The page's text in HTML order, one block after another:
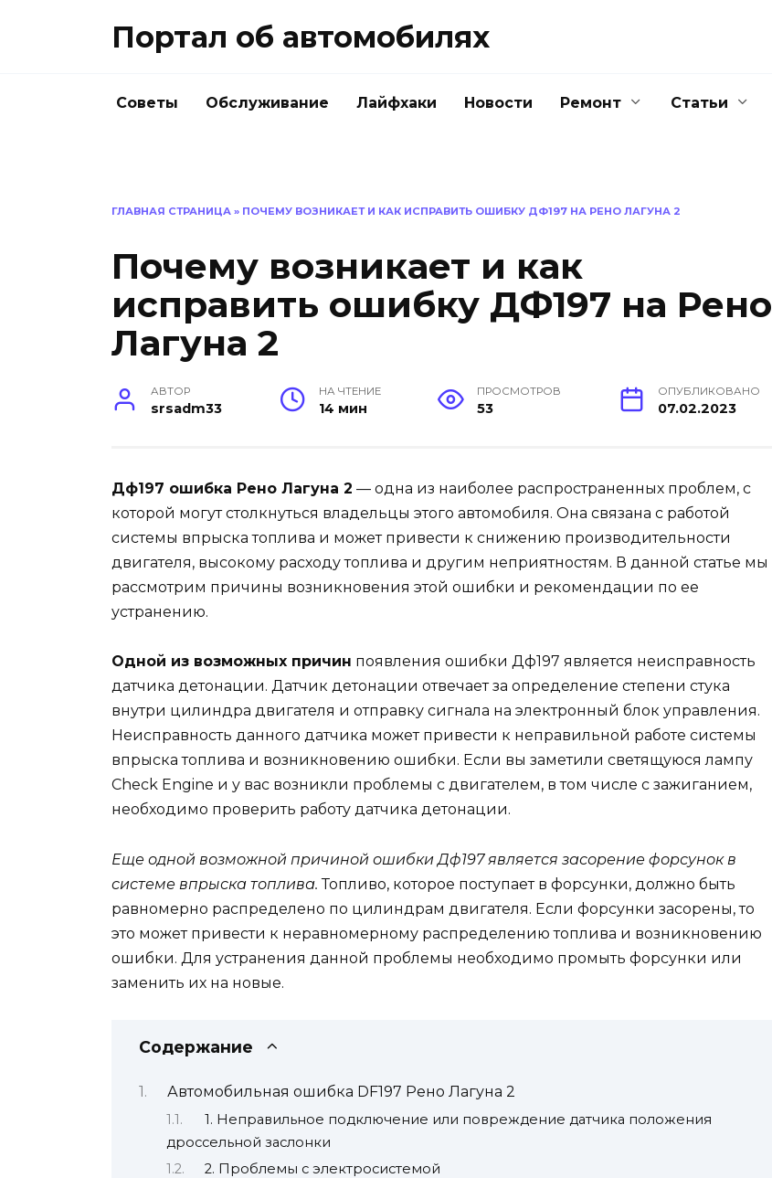
Портал об автомобилях
Советы Обслуживание Лайфхаки Новости Ремонт Статьи
ГЛАВНАЯ СТРАНИЦА » ПОЧЕМУ ВОЗНИКАЕТ И КАК ИСПРАВИТЬ ОШИБКУ ДФ197 НА РЕНО ЛАГУНА 2
Почему возникает и как
исправить ошибку ДФ197 на Рено
Лагуна 2
АВТОР
srsadm33
НА ЧТЕНИЕ
14 мин
ПРОСМОТРОВ
53
ОПУБЛИКОВАНО
07.02.2023
Дф197 ошибка Рено Лагуна 2 — одна из наиболее распространенных проблем, с
которой могут столкнуться владельцы этого автомобиля. Она связана с работой
системы впрыска топлива и может привести к снижению производительности
двигателя, высокому расходу топлива и другим неприятностям. В данной статье мы
рассмотрим причины возникновения этой ошибки и рекомендации по ее
устранению.
Одной из возможных причин появления ошибки Дф197 является неисправность
датчика детонации. Датчик детонации отвечает за определение степени стука
внутри цилиндра двигателя и отправку сигнала на электронный блок управления.
Неисправность данного датчика может привести к неправильной работе системы
впрыска топлива и возникновению ошибки. Если вы заметили светящуюся лампу
Check Engine и у вас возникли проблемы с двигателем, в том числе с зажиганием,
необходимо проверить работу датчика детонации.
Еще одной возможной причиной ошибки Дф197 является засорение форсунок в
системе впрыска топлива.Топливо, которое поступает в форсунки, должно быть
равномерно распределено по цилиндрам двигателя. Если форсунки засорены, то
это может привести к неравномерному распределению топлива и возникновению
ошибки. Для устранения данной проблемы необходимо промыть форсунки или
заменить их на новые.
Содержание
Автомобильная ошибка DF197 Рено Лагуна 2
1. Неправильное подключение или повреждение датчика положения
дроссельной заслонки
2. Проблемы с электросистемой